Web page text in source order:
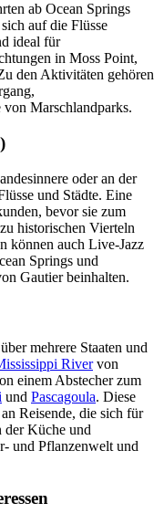
ab Ocean Springs
auf die Flüsse
ideal für
in Moss Point,
den Aktivitäten gehören
Marschlandparks.
oder an der
und Städte. Eine
bevor sie zum
historischen Vierteln
können auch Live-Jazz
Springs und
Gautier beinhalten.
mehrere Staaten und
Rivervon
einem Abstecher zum
und Pascagoula. Diese
Reisende, die sich für
der Küche und
und Pflanzenwelt und